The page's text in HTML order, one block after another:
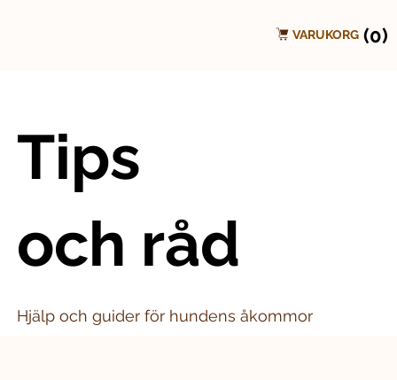
VARUKORG (0)
Tips
och råd
Hjälp och guider för hundens åkommor